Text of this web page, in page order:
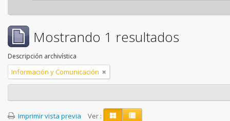
Mostrando 1 resultados
Descripción archivística
Información y Comunicación
Imprimir vista previa Ver :